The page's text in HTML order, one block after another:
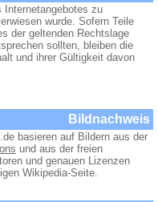
zu
wurde. Sofern Teile
der geltenden Rechtslage
sollten, bleiben die
und ihrer Gültigkeit davon
Bildnachweis
basieren auf Bildern aus der
und aus der freien
und genauen Lizenzen
Wikipedia-Seite.